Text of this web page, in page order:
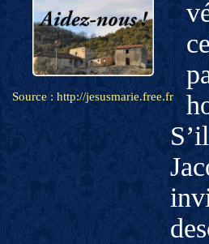
Source : http://jesusmarie.free.fr